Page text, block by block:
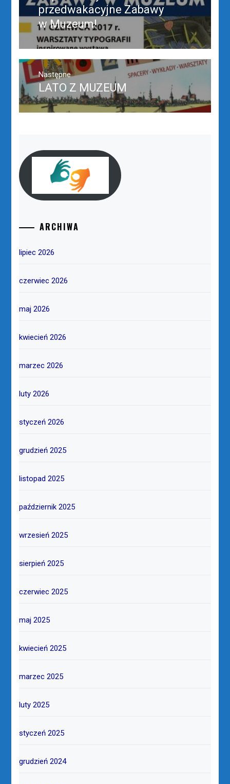
wpis:
przedwakacyjne Zabawy
w Muzeum!
Następne
Następny
post:
LATO Z MUZEUM
ARCHIWA
lipiec 2026
czerwiec 2026
maj 2026
kwiecień 2026
marzec 2026
luty 2026
styczeń 2026
grudzień 2025
listopad 2025
październik 2025
wrzesień 2025
sierpień 2025
czerwiec 2025
maj 2025
kwiecień 2025
marzec 2025
luty 2025
styczeń 2025
grudzień 2024